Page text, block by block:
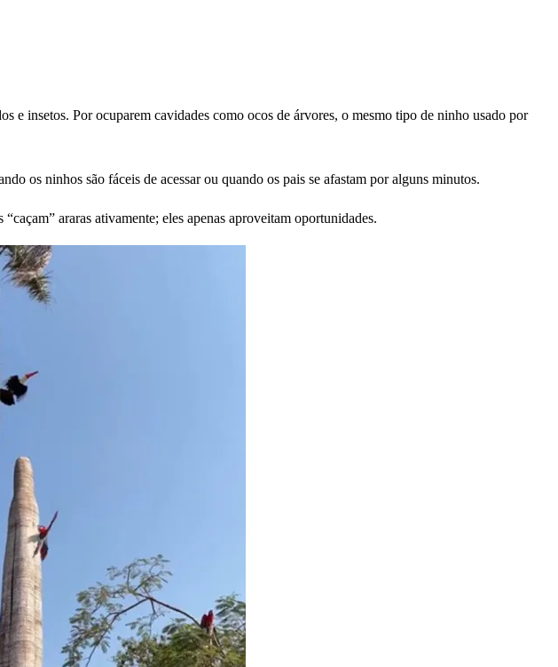
e insetos. Por ocuparem cavidades como ocos de árvores, o mesmo tipo de ninho usado por
os ninhos são fáceis de acessar ou quando os pais se afastam por alguns minutos.
araras ativamente; eles apenas aproveitam oportunidades.